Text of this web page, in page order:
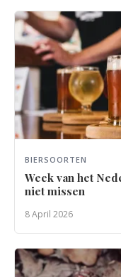
BIERSOORTEN
Week van het
niet missen
8 April 2026